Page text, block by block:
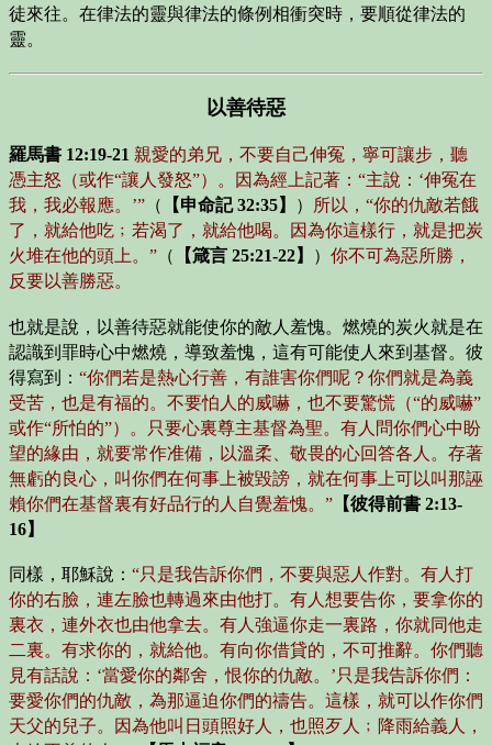
徒來往。在律法的靈與律法的條例相衝突時，要順從律法的
靈。
以善待惡
羅馬書 12:19-21 親愛的弟兄，不要自己伸冤，寧可讓步，聽
憑主怒（或作“讓人發怒”）。因為經上記著：“主說：‘伸冤在
我，我必報應。’” （ 【申命記 32:35】 ）
所以，“你的仇敵若餓
了，就給他吃﹔若渴了，就給他喝。因為你這樣行，就是把炭
火堆在他的頭上。” （ 【箴言 25:21-22】 ） 你不可為惡所勝，
反要以善勝惡。
也就是說，以善待惡就能使你的敵人羞愧。燃燒的炭火就是在
認識到罪時心中燃燒，導致羞愧，這有可能使人來到基督。彼
得寫到： “你們若是熱心行善，有誰害你們呢？你們就是為義
受苦，也是有福的。不要怕人的威嚇，也不要驚慌（“的威嚇”
或作“所怕的”）。只要心裏尊主基督為聖。有人問你們心中盼
望的緣由，就要常作准備，以溫柔、敬畏的心回答各人。存著
無虧的良心，叫你們在何事上被毀謗，就在何事上可以叫那誣
賴你們在基督裏有好品行的人自覺羞愧。” 【彼得前書 2:13-
16】
同樣，耶穌說： “只是我告訴你們，不要與惡人作對。有人打
你的右臉，連左臉也轉過來由他打。有人想要告你，要拿你的
裏衣，連外衣也由他拿去。有人強逼你走一裏路，你就同他走
二裏。有求你的，就給他。有向你借貸的，不可推辭。你們聽
見有話說：‘當愛你的鄰舍，恨你的仇敵。’只是我告訴你們：
要愛你們的仇敵，為那逼迫你們的禱告。這樣，就可以作你們
天父的兒子。因為他叫日頭照好人，也照歹人﹔降雨給義人，